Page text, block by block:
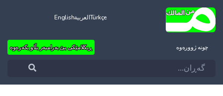
TürkçeالعربيةEnglish
چونه‌ ژووره‌وه‌ ڕیکلامێکی بێ بەرامبەر بڵاو بکەرەوە